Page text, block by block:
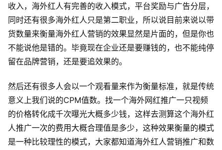
收入，海外红人有完善的收入模式，平台奖励与广告分层，
同时还有很多海外红人只是第二职业，所以说目前来说以带
货数量来衡量海外红人营销的效果显然是片面的，但是你也
不能说他是错的。毕竟现在企业还是要赚钱的，也不能纯停
留在品牌营销，还是要追效果的。
然后还有很多人会以一个观看量来作为衡量标准，就是传统
意义上我们说的CPM值数。找一个海外网红推广一只视频
的价格转化成千次曝光大概多少钱，这样去测算这个海外红
人推广一次的费用大概合理值是多少，这种效果衡量的模式
是一种比较理性的模式，大家都知道海外红人营销推广和数